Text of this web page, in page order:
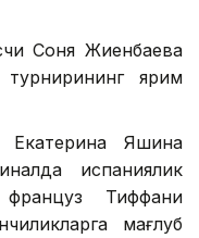
Соня Жиенбаева
ярим
Екатерина Яшина
испаниялик
Тиффани
мағлуб